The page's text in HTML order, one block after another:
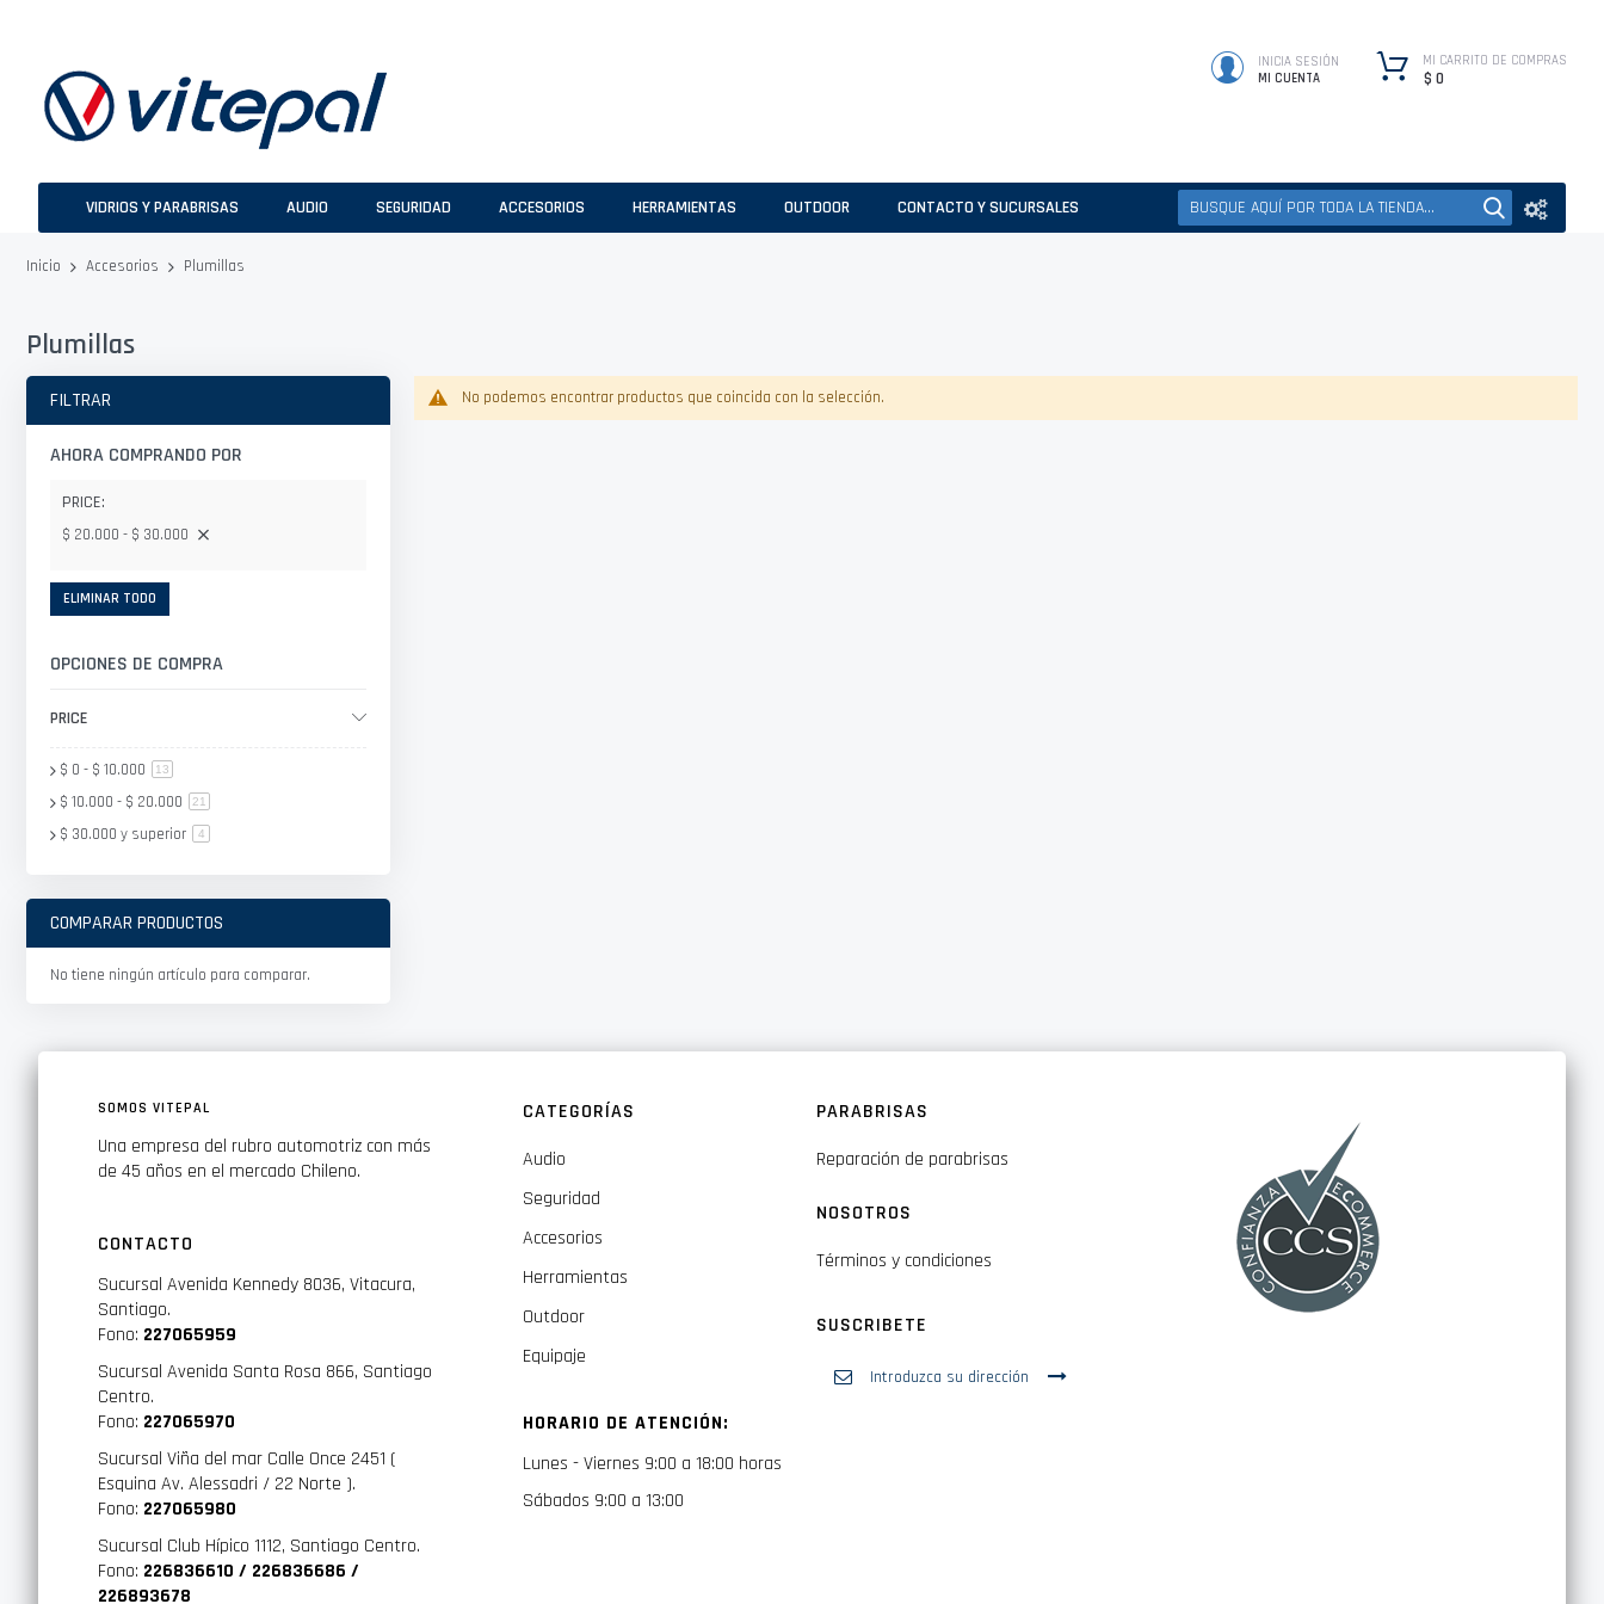
INICIA SESIÓN
MI CUENTA
MI CARRITO DE COMPRAS
$ 0
VIDRIOS Y PARABRISAS AUDIO SEGURIDAD ACCESORIOS HERRAMIENTAS OUTDOOR CONTACTO Y SUCURSALES
Inicio Accesorios Plumillas
Plumillas
No podemos encontrar productos que coincida con la selección.
FILTRAR
AHORA COMPRANDO POR
PRICE
$ 20.000 - $ 30.000
ELIMINAR TODO
OPCIONES DE COMPRA
PRICE
$ 0 - $ 10.000 13
$ 10.000 - $ 20.000 21
$ 30.000 y superior 4
COMPARAR PRODUCTOS
No tiene ningún artículo para comparar.
SOMOS VITEPAL
Una empresa del rubro automotriz con más
de 45 años en el mercado Chileno.
CONTACTO
Sucursal Avenida Kennedy 8036, Vitacura,
Santiago.
Fono: 227065959
Sucursal Avenida Santa Rosa 866, Santiago
Centro.
Fono: 227065970
Sucursal Viña del mar Calle Once 2451 (
Esquina Av. Alessadri / 22 Norte ).
Fono: 227065980
Sucursal Club Hípico 1112, Santiago Centro.
Fono: 226836610 / 226836686 /
226893678
CATEGORÍAS
Audio
Seguridad
Accesorios
Herramientas
Outdoor
Equipaje
HORARIO DE ATENCIÓN:
Lunes - Viernes 9:00 a 18:00 horas
Sábados 9:00 a 13:00
PARABRISAS
Reparación de parabrisas
NOSOTROS
Términos y condiciones
SUSCRIBETE